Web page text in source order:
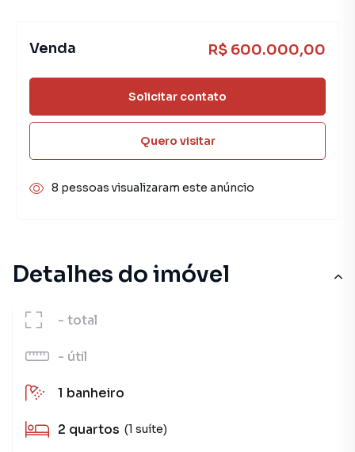
Detalhes do imóvel
- total
- útil
1 banheiro
2 quartos (1 suíte)
Venda R$ 600.000,00
Solicitar contato
Quero visitar
8 pessoas visualizaram este anúncio